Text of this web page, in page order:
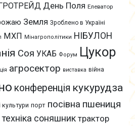
День Поля Елеватор
Земля Зроблено в Україні
МХП Мінагрополітики НІБУЛОН
Соя УКАБ Форум Цукор
агросектор виставка війна
конференція кукурудза
культури порт посівна пшениця
соняшник трактор